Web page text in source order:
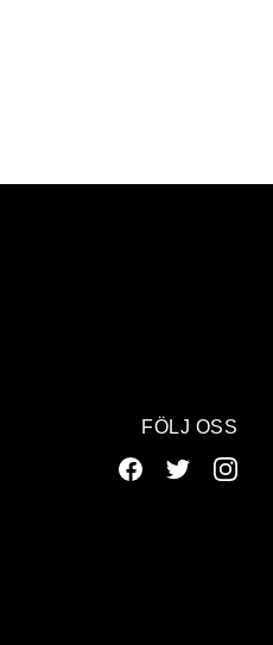
FÖLJ OSS